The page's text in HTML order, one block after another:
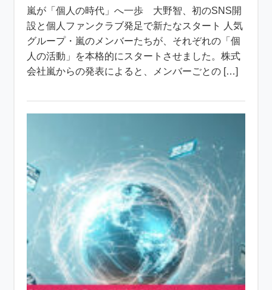
嵐が「個人の時代」へ一歩 大野智、初のSNS開
設と個人ファンクラブ発足で新たなスタート 人気
グループ・嵐のメンバーたちが、それぞれの「個
人の活動」を本格的にスタートさせました。株式
会社嵐からの発表によると、メンバーごとの […]